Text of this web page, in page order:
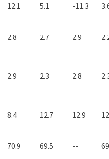
12.1 5.1 -11.3
2.8 2.7 2.9
2.9 2.3 2.8
8.4 12.7 12.9
70.9 69.5 --